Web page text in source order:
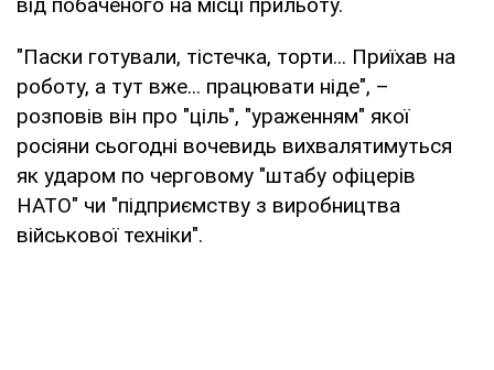
"Паски готували, тістечка, торти... Приїхав на
роботу, а тут вже... працювати ніде", –
розповів він про "ціль", "ураженням" якої
росіяни сьогодні вочевидь вихвалятимуться
як ударом по черговому "штабу офіцерів
НАТО" чи "підприємству з виробництва
військової техніки".